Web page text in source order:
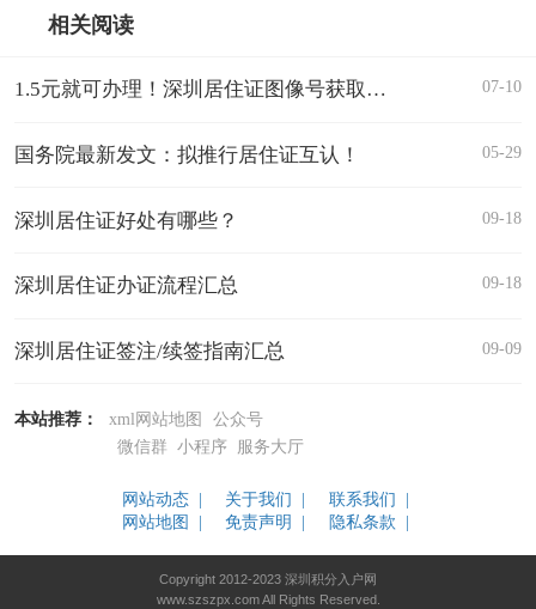
相关阅读
1.5元就可办理！深圳居住证图像号获取方法→ 07-10
国务院最新发文：拟推行居住证互认！ 05-29
深圳居住证好处有哪些？ 09-18
深圳居住证办证流程汇总 09-18
深圳居住证签注/续签指南汇总 09-09
本站推荐： xml网站地图
公众号
微信群 小程序 服务大厅
网站动态 | 关于我们 |
联系我们 |
网站地图 |
免责声明 | 隐私条款 |
Copyright 2012-2023 深圳积分入户网
www.szszpx.com All Rights Reserved.